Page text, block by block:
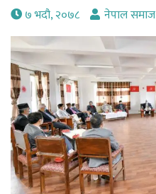
७ भदौ, २०७८ नेपाल समाज